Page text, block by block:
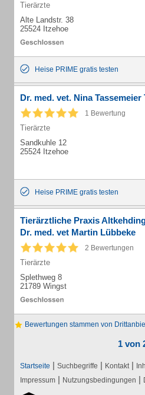
Tierärzte
Alte Landstr. 38
25524 Itzehoe
Heise PRIME gratis testen
Dr. med. vet. Nina
1 Bewertung
Tierärzte
Sandkuhle 12
25524 Itzehoe
Heise PRIME gratis testen
Tierärztliche Praxis
Dr. med. vet Martin Lübbeke
2 Bewertungen
Tierärzte
Splethweg 8
21789 Wingst
Bewertungen stammen von
1 von
Startseite | Suchbegriffe | Kontakt |
Impressum | Nutzungsbedingungen |